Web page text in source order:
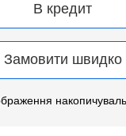
В кредит
Замовити швидко